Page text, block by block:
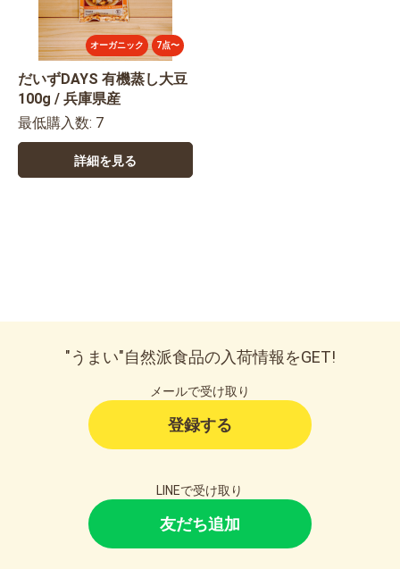
オーガニック 7点〜
だいずDAYS 有機蒸し大豆
100g / 兵庫県産
最低購入数: 7
詳細を見る
"うまい"自然派食品の入荷情報をGET!
メールで受け取り
登録する
LINEで受け取り
友だち追加